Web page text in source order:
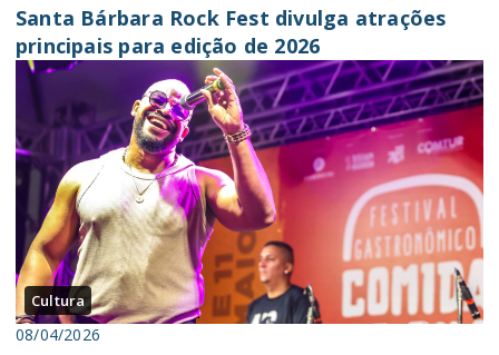
Santa Bárbara Rock Fest divulga atrações
principais para edição de 2026
Cultura
08/04/2026